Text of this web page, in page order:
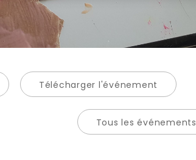
Télécharger l'événement
Tous les événements